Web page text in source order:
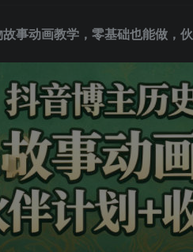
事动画教学，零基础也能做，